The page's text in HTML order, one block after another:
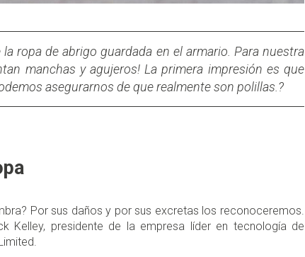
ropa de abrigo guardada en el armario. Para nuestra
manchas y agujeros! La primera impresión es que
asegurarnos de que realmente son polillas.?
Por sus daños y por sus excretas los reconoceremos.
Kelley, presidente de la empresa líder en tecnología de